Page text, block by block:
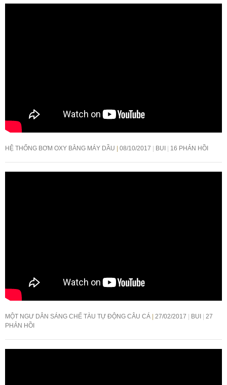
HỆ THỐNG BƠM OXY BẰNG MÁY DẦU 08/10/2017 BUI 16 PHẢN HỒI
MỘT NGƯ DÂN SÁNG CHẾ TÀU TỰ ĐỘNG CÂU CÁ 27/02/2017 BUI
27
PHẢN HỒI